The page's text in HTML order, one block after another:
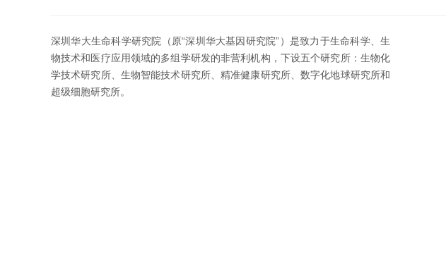
深圳华大生命科学研究院（原“深圳华大基因研究院”）是致力于生命科学、生
物技术和医疗应用领域的多组学研发的非营利机构，下设五个研究所：生物化
学技术研究所、生物智能技术研究所、精准健康研究所、数字化地球研究所和
超级细胞研究所。